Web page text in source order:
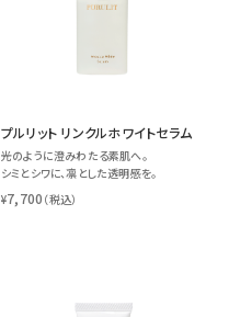
プルリット リンクルホワイトセラム
光のように澄みわたる素肌へ。
シミとシワに、凛とした透明感を。
¥7,700 （税込）